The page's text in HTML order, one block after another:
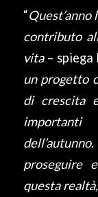
“
contributo
vita– spiega
un progetto
di crescita
proseguire
questa